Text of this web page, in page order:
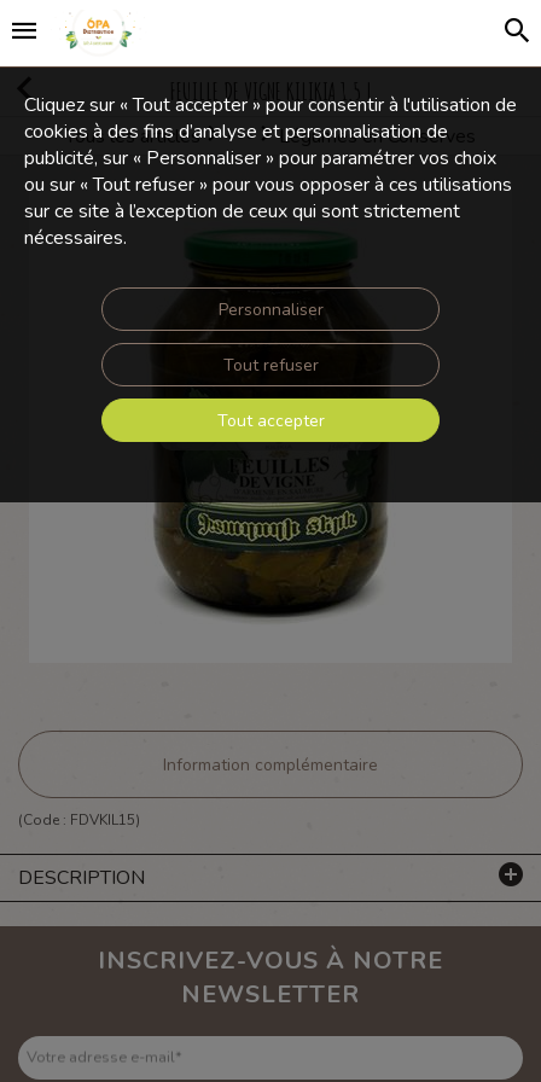
FEUILLE DE VIGNE KILIKIA 1,5 L
Tous les articles
Conserves
Légumes en Conserves
Touchez pour zoomer
Information complémentaire
(Code : FDVKIL15)
DESCRIPTION
Cliquez sur « Tout accepter » pour consentir à l'utilisation de
cookies à des fins d’analyse et personnalisation de
publicité, sur « Personnaliser » pour paramétrer vos choix
ou sur « Tout refuser » pour vous opposer à ces utilisations
sur ce site à l’exception de ceux qui sont strictement
nécessaires.
Personnaliser
Tout refuser
Tout accepter
INSCRIVEZ-VOUS À NOTRE
NEWSLETTER
Votre adresse e-mail*